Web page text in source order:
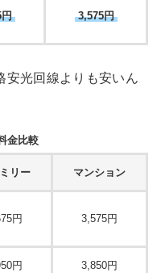
3,575円
安光回線よりも安いん
金比較
リー マンション
円 3,575円
円 3,850円